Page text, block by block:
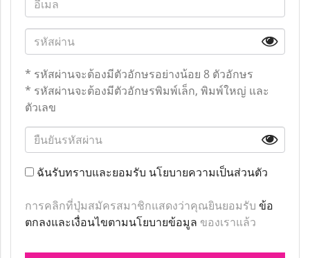
* รหัสผ่านจะต้องมีตัวอักษรอย่างน้อย 8 ตัวอักษร
* รหัสผ่านจะต้องมีตัวอักษรพิมพ์เล็ก, พิมพ์ใหญ่ และ
ตัวเลข
ฉันรับทราบและยอมรับ นโยบายความเป็นส่วนตัว
การคลิกที่ปุ่มสมัครสมาชิกแสดงว่าคุณยินยอมรับ ข้อ
ตกลงและเงื่อนไขตามนโยบายข้อมูล ของเราแล้ว